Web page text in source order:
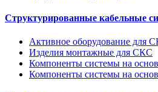
Структурированные кабельные
Активное оборудование для
Изделия монтажные для СКС
Компоненты системы на
Компоненты системы на